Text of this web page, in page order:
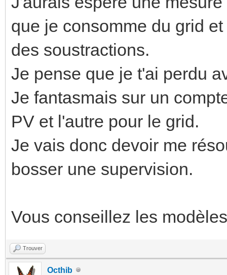
que je consomme du grid
des soustractions.
Je pense que je t'ai perdu
Je fantasmais sur un
PV et l'autre pour le grid.
Je vais donc devoir me
bosser une supervision.
Vous conseillez les
Trouver
Octhib